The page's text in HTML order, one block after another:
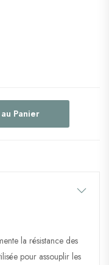
Panier
la résistance des
pour assouplir les